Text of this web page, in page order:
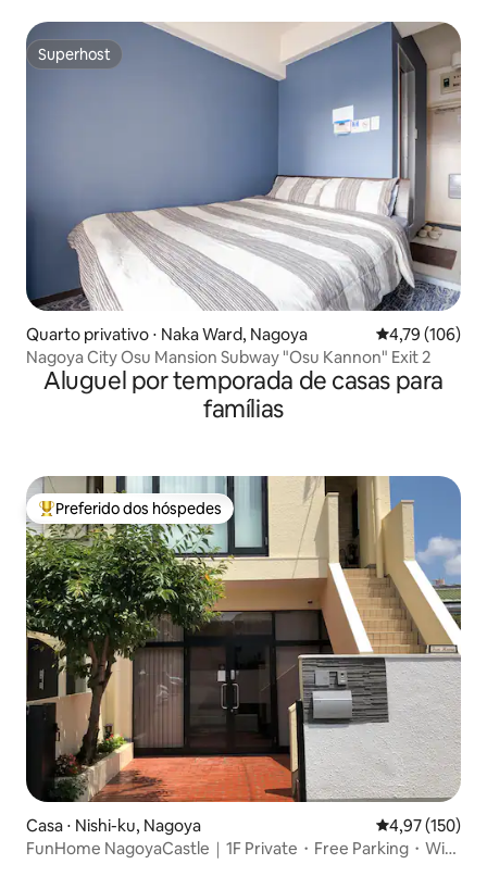
em todo o edifício
Superhost
Superhost
Quarto privativo ⋅ Naka Ward, Nagoya 4,79 de uma
4,79 (106)
Nagoya City Osu Mansion Subway "Osu Kannon" Exit 2
Aluguel por temporada de casas para
famílias
Entre os melhores preferidos dos hóspedes
Preferido dos hóspedes
Casa ⋅ Nishi-ku, Nagoya 4,97 de uma
4,97 (150)
FunHome NagoyaCastle｜1F Private・Free Parking・Wi-